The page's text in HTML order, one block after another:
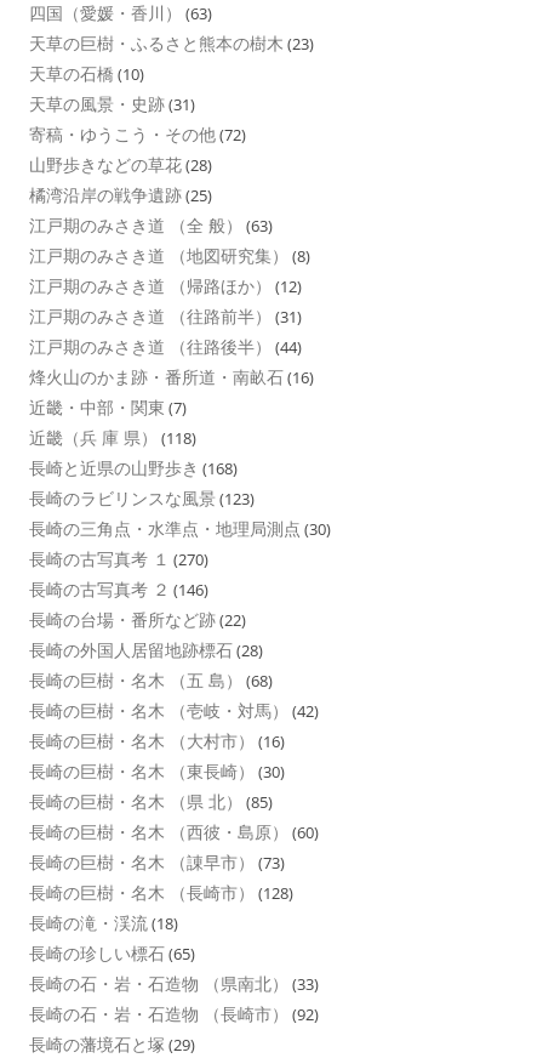
四国（愛媛・香川） (63)
天草の巨樹・ふるさと熊本の樹木 (23)
天草の石橋 (10)
天草の風景・史跡(31)
寄稿・ゆうこう・その他(72)
山野歩きなどの草花(28)
橘湾沿岸の戦争遺跡(25)
江戸期のみさき道 （全 般） (63)
江戸期のみさき道 （地図研究集） (8)
江戸期のみさき道 （帰路ほか） (12)
江戸期のみさき道 （往路前半） (31)
江戸期のみさき道 （往路後半） (44)
烽火山のかま跡・番所道・南畝石(16)
近畿・中部・関東 (7)
近畿（兵 庫 県） (118)
長崎と近県の山野歩き (168)
長崎のラビリンスな風景 (123)
長崎の三角点・水準点・地理局測点 (30)
長崎の古写真考 １ (270)
長崎の古写真考 ２ (146)
長崎の台場・番所など跡(22)
長崎の外国人居留地跡標石(28)
長崎の巨樹・名木 （五 島） (68)
長崎の巨樹・名木 （壱岐・対馬） (42)
長崎の巨樹・名木 （大村市） (16)
長崎の巨樹・名木 （東長崎） (30)
長崎の巨樹・名木 （県 北） (85)
長崎の巨樹・名木 （西彼・島原） (60)
長崎の巨樹・名木 （諌早市） (73)
長崎の巨樹・名木 （長崎市） (128)
長崎の滝・渓流(18)
長崎の珍しい標石(65)
長崎の石・岩・石造物 （県南北） (33)
長崎の石・岩・石造物 （長崎市） (92)
長崎の藩境石と塚 (29)